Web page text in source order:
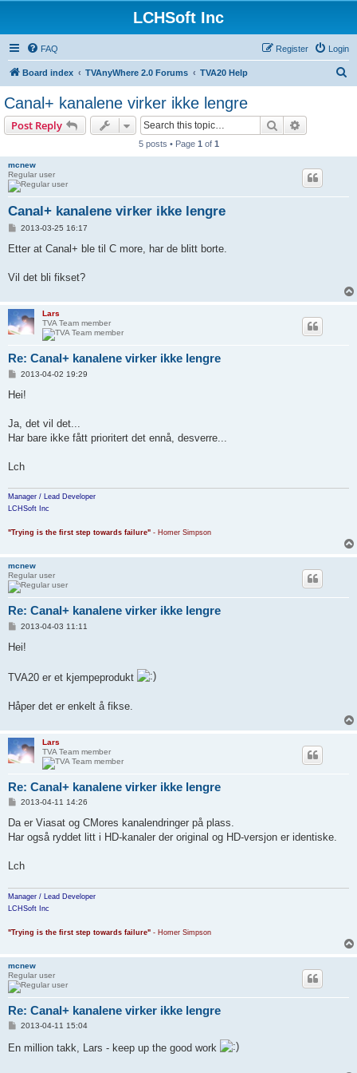
LCHSoft Inc
FAQ Login
Register
Board index TVAnyWhere 2.0 Forums TVA20 Help
Canal+ kanalene virker ikke lengre
Post Reply Search
5 posts • Page 1 of 1
mcnew
Regular user
Canal+ kanalene virker ikke lengre
P
s
2013-03-25 16:17
Etter at Canal+ ble til C more, har de blitt borte.
Vil det bli fikset?
Lars
TVA Team member
Re: Canal+ kanalene virker ikke lengre
P
s
2013-04-02 19:29
Hei!
Ja, det vil det...
Har bare ikke fått prioritert det ennå, desverre...
Lch
Manager / Lead Developer
LCHSoft Inc
"Trying is the first step towards failure" - Homer Simpson
mcnew
Regular user
Re: Canal+ kanalene virker ikke lengre
P
s
2013-04-03 11:11
Hei!
TVA20 er et kjempeprodukt
Håper det er enkelt å fikse.
Lars
TVA Team member
Re: Canal+ kanalene virker ikke lengre
P
s
2013-04-11 14:26
Da er Viasat og CMores kanalendringer på plass.
Har også ryddet litt i HD-kanaler der original og HD-versjon er identiske.
Lch
Manager / Lead Developer
LCHSoft Inc
"Trying is the first step towards failure" - Homer Simpson
mcnew
Regular user
Re: Canal+ kanalene virker ikke lengre
P
s
t
2013-04-11 15:04
En million takk, Lars - keep up the good work